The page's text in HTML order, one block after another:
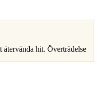
hit. Överträdelse